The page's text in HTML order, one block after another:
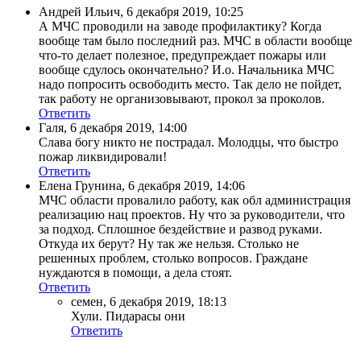
Андрей Ильич, 6 декабря 2019, 10:25
А МЧС проводили на заводе профилактику? Когда
вообще там было последний раз. МЧС в области вообще
что-то делает полезное, предупреждает пожары или
вообще сдулось окончательно? И.о. Начальника МЧС
надо попросить освободить место. Так дело не пойдет,
так работу не организовывают, прокол за проколов.
Ответить
Галя, 6 декабря 2019, 14:00
Слава богу никто не пострадал. Молодцы, что быстро
пожар ликвидировали!
Ответить
Елена Грунина, 6 декабря 2019, 14:06
МЧС области провалило работу, как обл администрация
реализацию нац проектов. Ну что за руководители, что
за подход. Сплошное бездействие и развод руками.
Откуда их берут? Ну так же нельзя. Столько не
решенных проблем, столько вопросов. Граждане
нуждаются в помощи, а дела стоят.
Ответить
семен, 6 декабря 2019, 18:13
Хули. Пидарасы они
Ответить